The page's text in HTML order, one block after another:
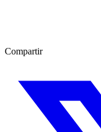
Compartir